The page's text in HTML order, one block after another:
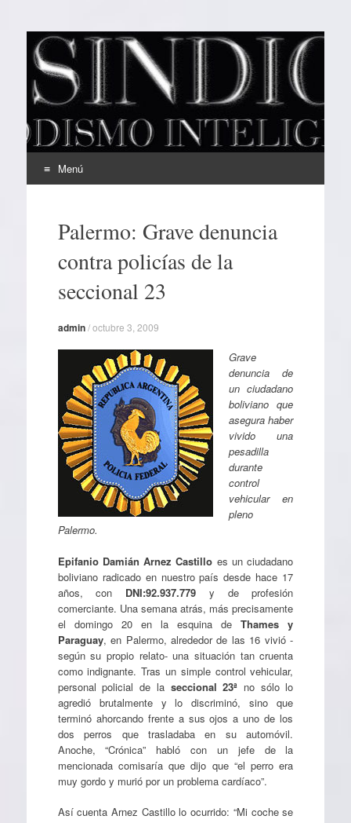
EL SINDICAL
Periodismo Inteligente
Menú
contenidoPalermo: Grave denuncia
contra policías de la
seccional 23
admin/octubre 3, 2009
Grave
denuncia de
un ciudadano
boliviano que
asegura haber
vivido una
pesadilla
durante
control
vehicular en
pleno
Palermo.
Epifanio Damián Arnez Castillo es un ciudadano
boliviano radicado en nuestro país desde hace 17
años, con DNI:92.937.779 y de profesión
comerciante. Una semana atrás, más precisamente
el domingo 20 en la esquina deThames y
Paraguay, en Palermo, alrededor de las 16 vivió -
según su propio relato- una situación tan cruenta
como indignante. Tras un simple control vehicular,
personal policial de la seccional 23ª no sólo lo
agredió brutalmente y lo discriminó, sino que
terminó ahorcando frente a sus ojos a uno de los
dos perros que trasladaba en su automóvil.
Anoche, “Crónica” habló con un jefe de la
mencionada comisaría que dijo que “el perro era
muy gordo y murió por un problema cardíaco”.
Así cuenta Arnez Castillo lo ocurrido: “Mi coche se